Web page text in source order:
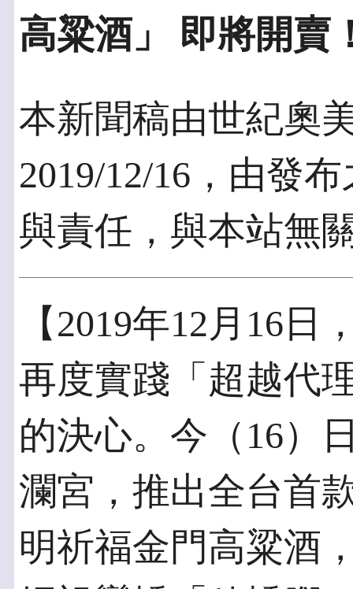
高粱酒」 即將開賣
本新聞稿由世紀奧
2019/12/16，由發
與責任，與本站無
【2019年12月16
再度實踐「超越代
的決心。今（16）
瀾宮，推出全台首
明祈福金門高粱酒